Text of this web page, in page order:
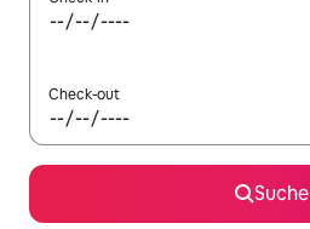
Check-out
Suche